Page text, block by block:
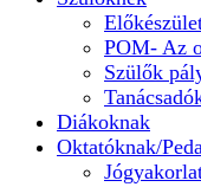
POM- Az
Szülők
Diákoknak
Oktatóknak/